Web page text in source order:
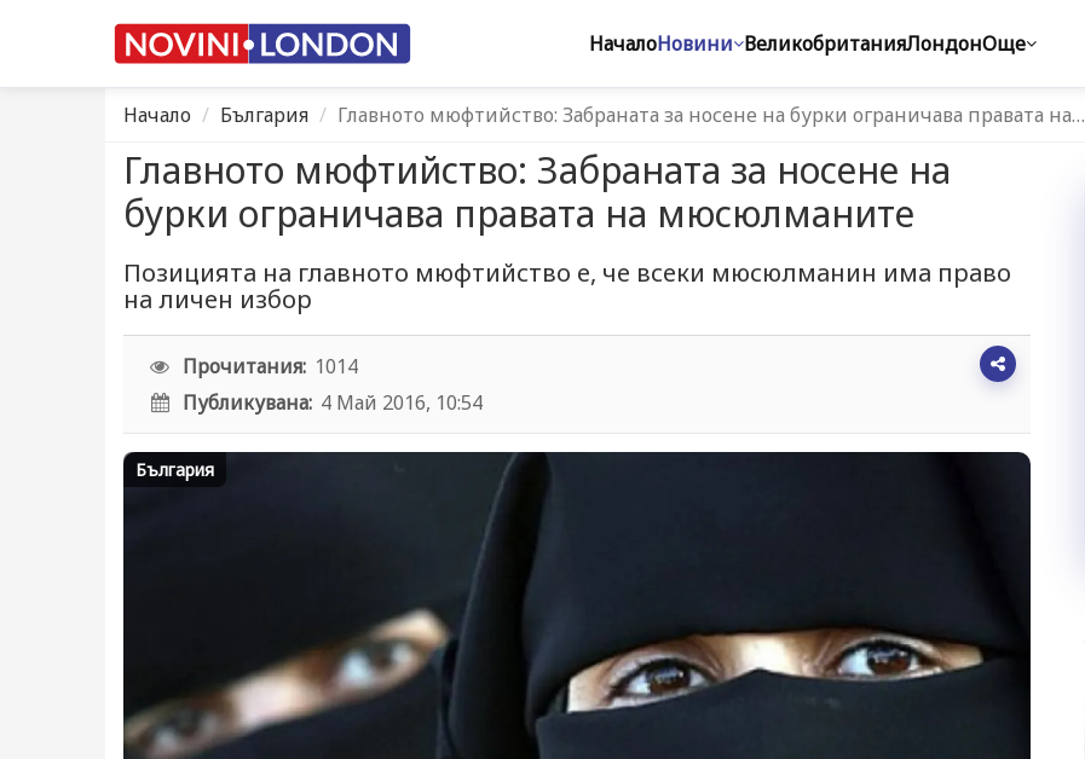
НачалоНовини ВеликобританияЛондонОще
Начало България Главното мюфтийство: Забраната за носене на бурки ограничава правата на…
Главното мюфтийство: Забраната за носене на
бурки ограничава правата на мюсюлманите
Позицията на главното мюфтийство е, че всеки мюсюлманин има право
на личен избор
Прочитания: 1014
Публикувана: 4 Май 2016, 10:54
България